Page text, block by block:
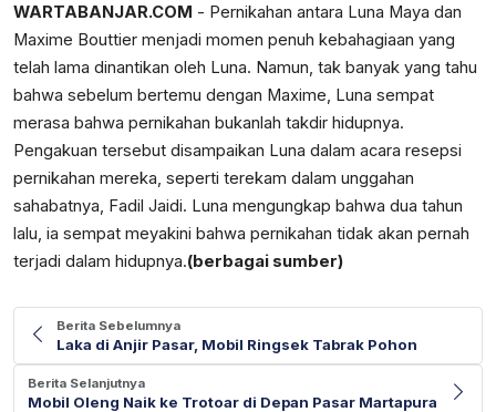
WARTABANJAR.COM - Pernikahan antara Luna Maya dan
Maxime Bouttier menjadi momen penuh kebahagiaan yang
telah lama dinantikan oleh Luna. Namun, tak banyak yang tahu
bahwa sebelum bertemu dengan Maxime, Luna sempat
merasa bahwa pernikahan bukanlah takdir hidupnya.
Pengakuan tersebut disampaikan Luna dalam acara resepsi
pernikahan mereka, seperti terekam dalam unggahan
sahabatnya, Fadil Jaidi. Luna mengungkap bahwa dua tahun
lalu, ia sempat meyakini bahwa pernikahan tidak akan pernah
terjadi dalam hidupnya.(berbagai sumber)
Berita Sebelumnya
Laka di Anjir Pasar, Mobil Ringsek Tabrak Pohon
Berita Selanjutnya
Mobil Oleng Naik ke Trotoar di Depan Pasar Martapura